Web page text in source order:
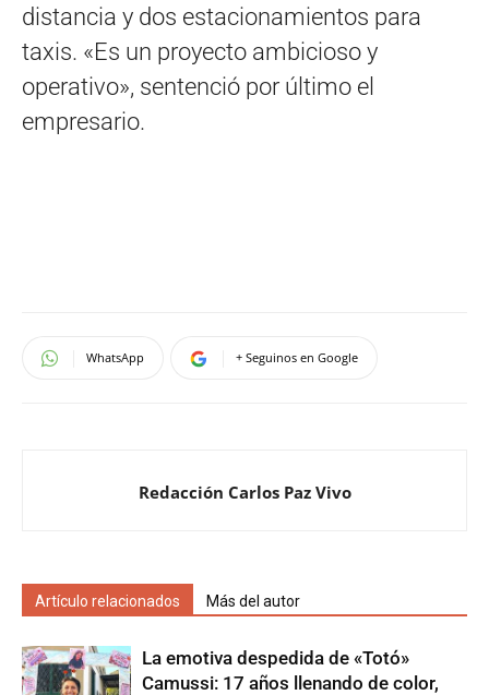
distancia y dos estacionamientos para
taxis. «Es un proyecto ambicioso y
operativo», sentenció por último el
empresario.
WhatsApp + Seguinos en Google
Redacción Carlos Paz Vivo
Artículo relacionados Más del autor
La emotiva despedida de «Totó»
Camussi: 17 años llenando de color,